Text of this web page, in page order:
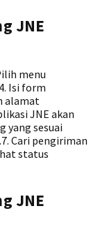
JNE
menu
Isi form
alamat
JNE akan
yang sesuai
Cari pengiriman
status
JNE